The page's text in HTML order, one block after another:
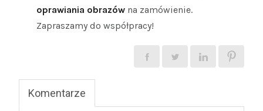
oprawiania obrazówna zamówienie.
Zapraszamy do współpracy!
Komentarze